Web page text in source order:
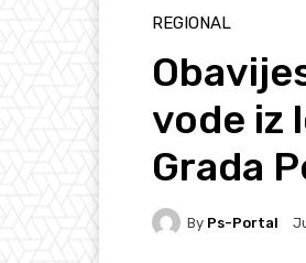
REGIONAL
vode iz
Grada
By Ps-Portal